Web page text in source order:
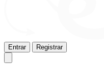
Entrar Registrar